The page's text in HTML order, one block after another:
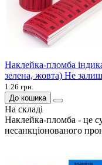
Наклейка-пломба
зелена, жовта) Не
1.26 грн.
До кошика
На складі
Наклейка-пломба - це
несанкціонованого